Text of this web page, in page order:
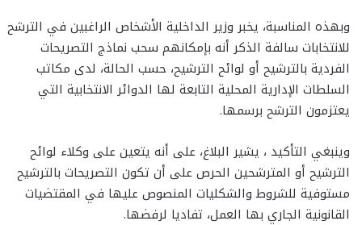
وبهذه المناسبة، يخبر وزير الداخلية الأشخاص الراغبين في الترشح
للانتخابات سالفة الذكر أنه بإمكانهم سحب نماذج التصريحات
الفردية بالترشيح أو لوائح الترشيح، حسب الحالة، لدى مكاتب
السلطات الإدارية المحلية التابعة لها الدوائر الانتخابية التي
يعتزمون الترشح برسمها.
وينبغي التأكيد ، يشير البلاغ، على أنه يتعين على وكلاء لوائح
الترشيح أو المترشحين الحرص على أن تكون التصريحات بالترشيح
مستوفية للشروط والشكليات المنصوص عليها في المقتضيات
القانونية الجاري بها العمل، تفاديا لرفضها.